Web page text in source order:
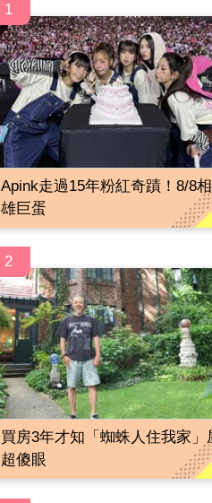
1
Apink走過15年粉紅奇蹟！8/8
雄巨蛋
2
買房3年才知「蜘蛛人住我家」
超傻眼